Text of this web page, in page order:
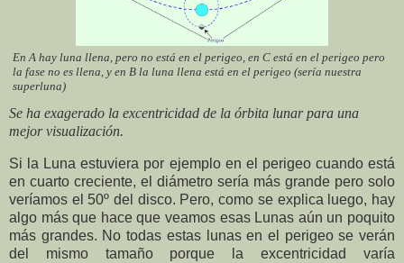
En A hay luna llena, pero no está en el perigeo, en C está en el perigeo pero
la fase no es llena, y en B la luna llena está en el perigeo (sería nuestra
superluna)
Se ha exagerado la excentricidad de la órbita lunar para una
mejor visualización.
Si la Luna estuviera por ejemplo en el perigeo cuando está
en cuarto creciente, el diámetro sería más grande pero solo
veríamos el 50º del disco. Pero, como se explica luego, hay
algo más que hace que veamos esas Lunas aún un poquito
más grandes. No todas estas lunas en el perigeo se verán
del mismo tamaño porque la excentricidad varía